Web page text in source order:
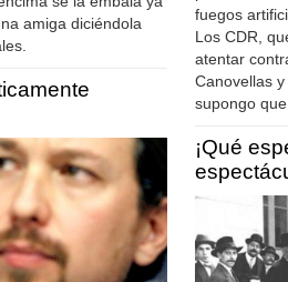
amiga diciéndola
fuegos
Los CDR,
atentar
Canovellas
supongo
¡Qué